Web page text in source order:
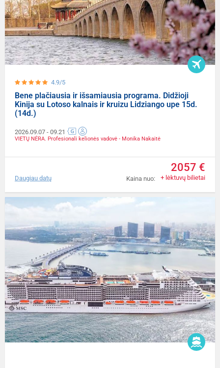
4.9/5
Bene plačiausia ir išsamiausia programa. Didžioji
Kinija su Lotoso kalnais ir kruizu Lidziango upe 15d.
(14d.)
2026.09.07 - 09.21
VIETŲ NĖRA. Profesionali kelionės vadovė - Monika Nakaitė
Kaina nuo:
2057 €
+ lėktuvų bilietai
Daugiau datų